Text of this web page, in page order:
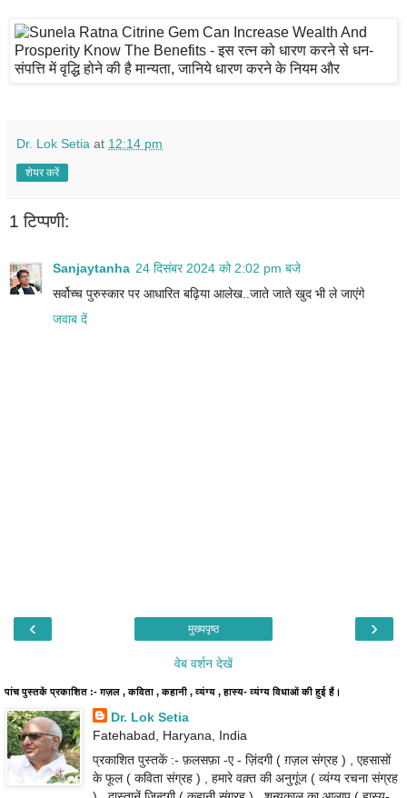
Dr. Lok Setia at 12:14 pm
शेयर करें
1 टिप्पणी:
Sanjaytanha 24 दिसंबर 2024 को 2:02 pm बजे
सर्वोच्च पुरुस्कार पर आधारित बढ़िया आलेख..जाते जाते खुद भी ले जाएंगे
जवाब दें
‹ ›
मुख्यपृष्ठ
वेब वर्शन देखें
पांच पुस्तकें प्रकाशित :- ग़ज़ल , कविता , कहानी , व्यंग्य , हास्य- व्यंग्य विधाओं की हुई हैं।
Dr. Lok Setia
Fatehabad, Haryana, India
प्रकाशित पुस्तकें :- फ़लसफ़ा -ए - ज़िंदगी ( ग़ज़ल संग्रह ) , एहसासों
के फूल ( कविता संग्रह ) , हमारे वक़्त की अनुगूंज ( व्यंग्य रचना संग्रह